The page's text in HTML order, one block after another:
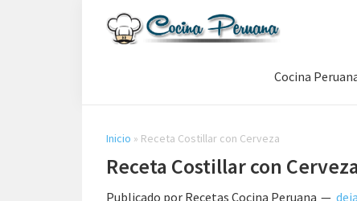
de
Comida
Peruana
Cocina
Inicio » Receta Costillar con Cerveza
Receta Costillar con Cerveza
Publicado por Recetas Cocina Peruana